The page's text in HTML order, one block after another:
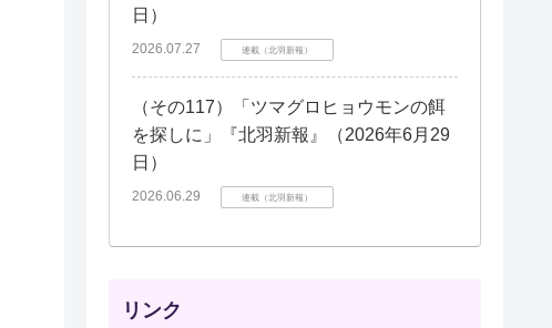
日）
2026.07.27 連載（北羽新報）
（その117）「ツマグロヒョウモンの餌
を探しに」『北羽新報』（2026年6月29
日）
2026.06.29 連載（北羽新報）
リンク